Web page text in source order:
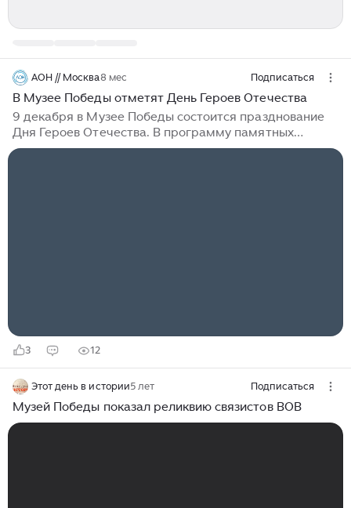
АОН // Москва8 мес Подписаться
В Музее Победы отметят День Героев Отечества
9 декабря в Музее Победы состоится празднование
Дня Героев Отечества. В программу памятных
мероприятий в музее на Поклонной горе включены
3 12
Этот день в истории5 лет Подписаться
Музей Победы показал реликвию связистов ВОВ